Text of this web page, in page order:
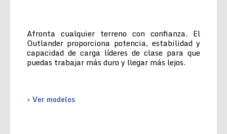
Afronta cualquier terreno con confianza. El
Outlander proporciona potencia, estabilidad y
capacidad de carga líderes de clase para que
puedas trabajar más duro y llegar más lejos.
> Ver modelos